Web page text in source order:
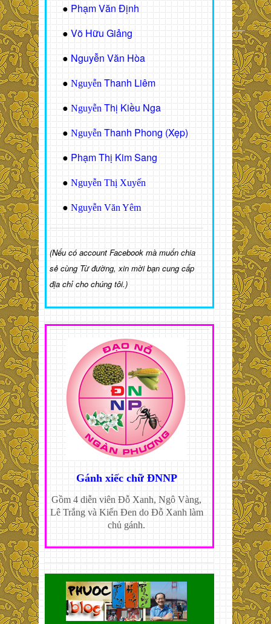
● Phạm Văn Định
● Võ Hữu Giảng
● Nguyễn Văn Hòa
● Nguyễn Thanh Liêm
● Nguyễn Thị Kiều Nga
● Nguyễn Thanh Phong (Xẹp)
● Phạm Thị Kim Sang
● Nguyễn Thị Xuyến
● Nguyễn Văn Yêm
(Nếu có account Facebook mà muốn chia
sẻ cùng Từ đường, xin mời bạn cung cấp
địa chỉ cho chúng tôi.)
Gánh xiếc chữ ĐNNP
Gồm 4 diễn viên Đỗ Xanh, Ngô Vàng,
Lê Trắng và Kiến Đen do Đỗ Xanh làm
chủ gánh.